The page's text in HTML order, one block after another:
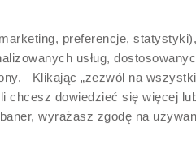
preferencje,
usług,
Klikając „zezwól na
chcesz dowiedzieć się więcej
wyrażasz zgodę na
USTA JAKO ŻYCIODAJNY
PUNKT ZABIEGU
Jama ustna nazywana jest